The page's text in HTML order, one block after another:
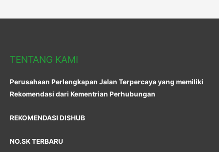
TENTANG KAMI
Perusahaan Perlengkapan Jalan Terpercaya yang memiliki
Rekomendasi dari Kementrian Perhubungan
REKOMENDASI DISHUB
NO.SK TERBARU